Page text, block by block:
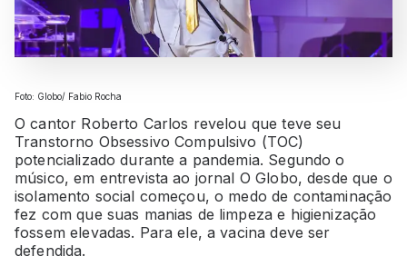
Foto: Globo/ Fabio Rocha
O cantor Roberto Carlos revelou que teve seu
Transtorno Obsessivo Compulsivo (TOC)
potencializado durante a pandemia. Segundo o
músico, em entrevista ao jornal O Globo, desde que o
isolamento social começou, o medo de contaminação
fez com que suas manias de limpeza e higienização
fossem elevadas. Para ele, a vacina deve ser
defendida.